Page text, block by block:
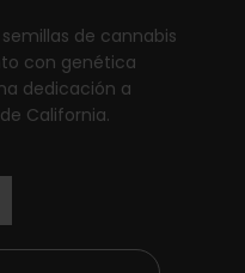
de cannabis
con genética
dedicación a
California.